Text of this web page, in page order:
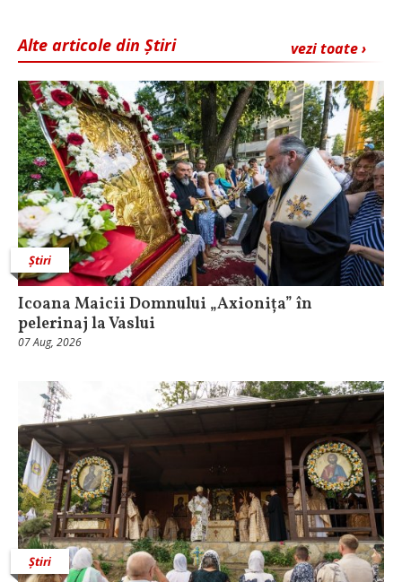
vezi toate ›
Alte articole din Știri
Știri
Icoana Maicii Domnului „Axionița” în
pelerinaj la Vaslui
07 Aug, 2026
Știri